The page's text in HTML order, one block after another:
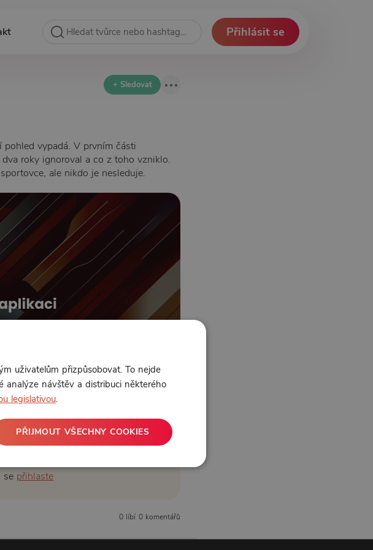
Přihlásit se
+ Sledovat
vypadá. V prvním části
roky ignoroval a co z toho vzniklo.
ale nikdo je nesleduje.
se přihlaste
0 líbí 0 komentářů
uživatelům přizpůsobovat. To nejde
analýze návštěv a distribuci některého
legislativou.
PŘIJMOUT VŠECHNY COOKIES